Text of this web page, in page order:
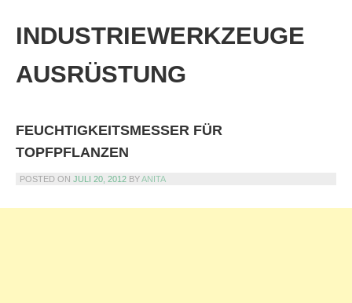
content
INDUSTRIEWERKZEUGE
AUSRÜSTUNG
FEUCHTIGKEITSMESSER FÜR
TOPFPFLANZEN
POSTED ON JULI 20, 2012 BYANITA